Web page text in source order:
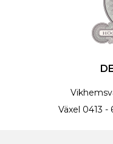
Växel 0413 -